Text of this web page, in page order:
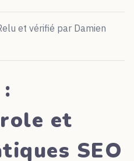
et vérifié par Damien
et
SEO